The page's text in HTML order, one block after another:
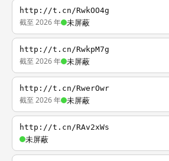
http://t.cn/RwkOO4g
截至 2026 年 未屏蔽
http://t.cn/RwkpM7g
截至 2026 年 未屏蔽
http://t.cn/RwerOwr
截至 2026 年 未屏蔽
http://t.cn/RAv2xWs
未屏蔽